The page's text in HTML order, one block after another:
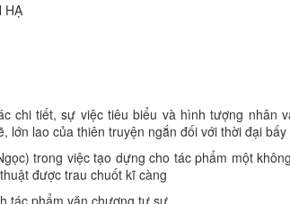
HẠ
chi tiết, sự việc tiêu biểu và hình tượng nhân
lớn lao của thiên truyện ngắn đối với thời đại
trong việc tạo dựng cho tác phẩm một
được trau chuốt kĩ càng
tác phẩm văn chương tự sự